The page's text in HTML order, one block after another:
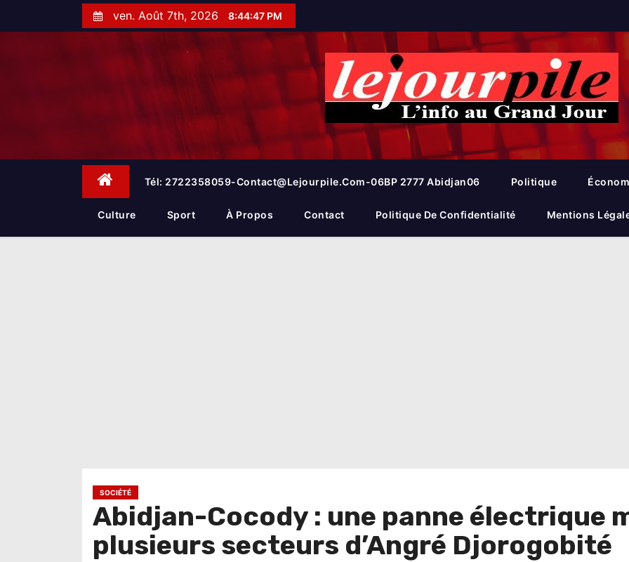
t
ven. Août 7th, 2026 8:44:48 PM
Tél: 2722358059-Contact@lejourpile.com-06BP 2777 Abidjan06 Politique
Culture Sport À Propos Contact Politique De Confidentialité Mentions
SOCIÉTÉ
Abidjan-Cocody : une panne électrique
plusieurs secteurs d’Angré Djorogobité